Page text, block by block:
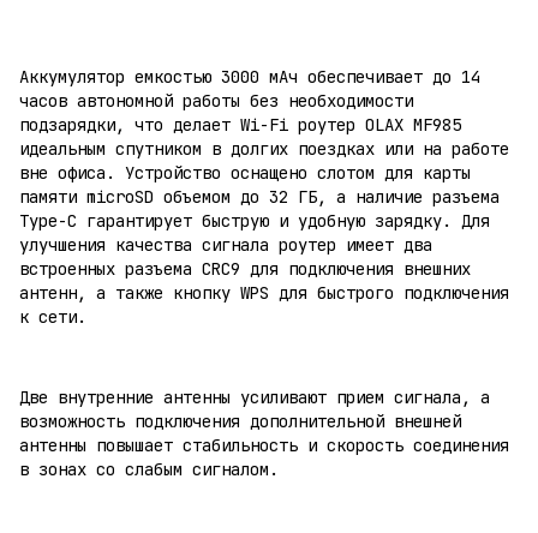
Аккумулятор емкостью 3000 мАч обеспечивает до 14
часов автономной работы без необходимости
подзарядки, что делает Wi-Fi роутер OLAX MF985
идеальным спутником в долгих поездках или на работе
вне офиса. Устройство оснащено слотом для карты
памяти microSD объемом до 32 ГБ, а наличие разъема
Type-C гарантирует быструю и удобную зарядку. Для
улучшения качества сигнала роутер имеет два
встроенных разъема CRC9 для подключения внешних
антенн, а также кнопку WPS для быстрого подключения
к сети.
Две внутренние антенны усиливают прием сигнала, а
возможность подключения дополнительной внешней
антенны повышает стабильность и скорость соединения
в зонах со слабым сигналом.